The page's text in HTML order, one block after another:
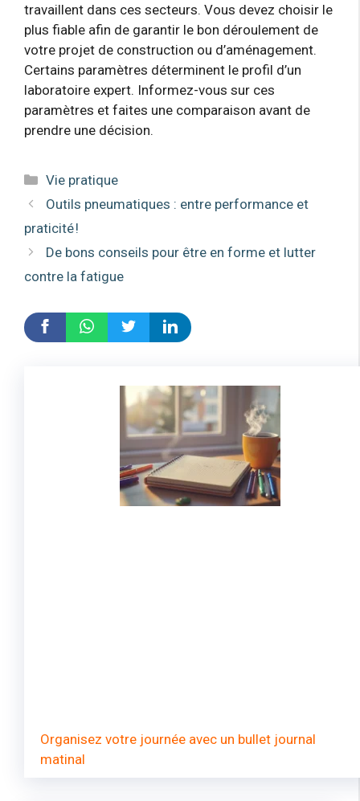
travaillent dans ces secteurs. Vous devez choisir le
plus fiable afin de garantir le bon déroulement de
votre projet de construction ou d’aménagement.
Certains paramètres déterminent le profil d’un
laboratoire expert. Informez-vous sur ces
paramètres et faites une comparaison avant de
prendre une décision.
Catégories
Vie pratique
Outils pneumatiques : entre performance et
praticité !
De bons conseils pour être en forme et lutter
contre la fatigue
Organisez votre journée avec un bullet journal
matinal